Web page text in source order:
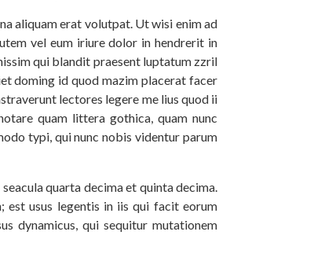
aliquam erat volutpat. Ut wisi enim ad
vel eum iriure dolor in hendrerit in
qui blandit praesent luptatum zzril
doming id quod mazim placerat facer
lectores legere me lius quod ii
quam littera gothica, quam nunc
typi, qui nunc nobis videntur parum
quarta decima et quinta decima.
est usus legentis in iis qui facit eorum
dynamicus, qui sequitur mutationem